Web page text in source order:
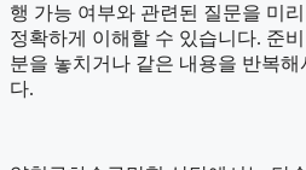
행 가능 여부와 관련된 질문을 미
정확하게 이해할 수 있습니다. 준
분을 놓치거나 같은 내용을 반복해
다.